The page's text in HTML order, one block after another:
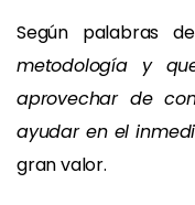
Según palabras
metodología y
aprovechar de
ayudar en el
gran valor.